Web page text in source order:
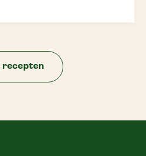
recepten